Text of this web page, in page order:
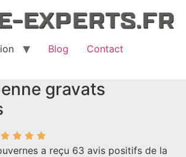
Blog Contact
gravats
a reçu 63 avis positifs de la